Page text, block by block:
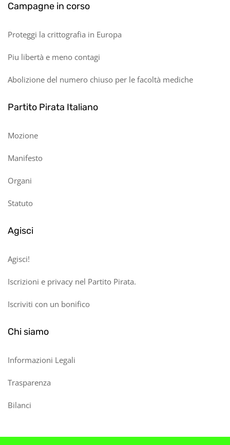
Campagne in corso
Proteggi la crittografia in Europa
Piu libertà e meno contagi
Abolizione del numero chiuso per le facoltà mediche
Partito Pirata Italiano
Mozione
Manifesto
Organi
Statuto
Agisci
Agisci!
Iscrizioni e privacy nel Partito Pirata.
Iscriviti con un bonifico
Chi siamo
Informazioni Legali
Trasparenza
Bilanci